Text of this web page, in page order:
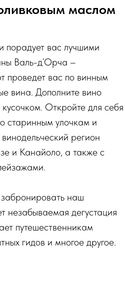
маслом
порадует вас лучшими
Валь-д’Орча –
проведет вас по винным
вина. Дополните вино
Откройте для себя
старинным улочкам и
регион
и Канайоло, а также с
наш
незабываемая дегустация
путешественникам
гидов и многое другое.